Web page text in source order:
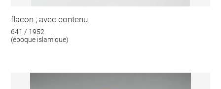
flacon ; avec contenu
641 / 1952
(époque islamique)